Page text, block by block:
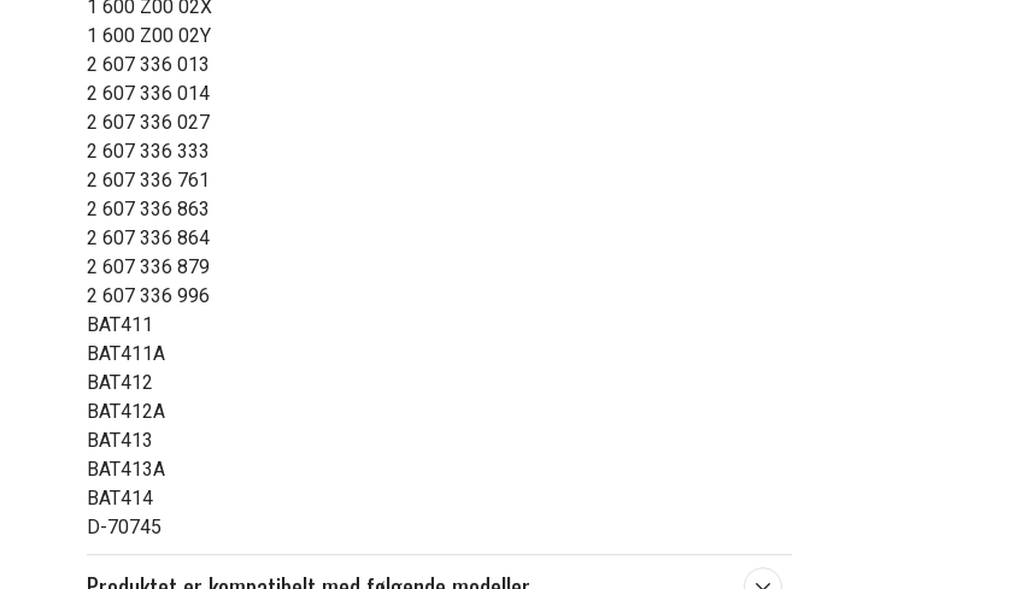
Passer til mærket:
Kapacitet:
1 600 Z00 02X
1 600 Z00 02Y
2 607 336 013
2 607 336 014
2 607 336 027
2 607 336 333
2 607 336 761
2 607 336 863
2 607 336 864
2 607 336 879
2 607 336 996
BAT411
BAT411A
BAT412
BAT412A
BAT413
BAT413A
BAT414
D-70745